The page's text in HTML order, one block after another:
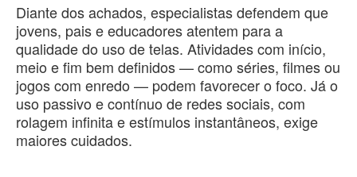
Diante dos achados, especialistas defendem que
jovens, pais e educadores atentem para a
qualidade do uso de telas. Atividades com início,
meio e fim bem definidos — como séries, filmes ou
jogos com enredo — podem favorecer o foco. Já o
uso passivo e contínuo de redes sociais, com
rolagem infinita e estímulos instantâneos, exige
maiores cuidados.